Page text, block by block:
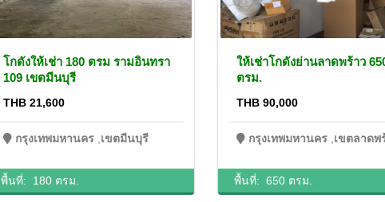
โกดังให้เช่า 180 ตรม รามอินทรา
109 เขตมีนบุรี
THB 21,600
กรุงเทพมหานคร เขตมีนบุรี
พื้นที่: 180 ตรม.
ให้เช่าโกดังย่านลาดพร้าว
ตรม.
THB 90,000
กรุงเทพมหานคร เขตลาดพ
พื้นที่: 650 ตรม.